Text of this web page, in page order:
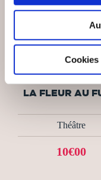
Cookies
(0
LA FLEUR AU
Théâtre
10€00